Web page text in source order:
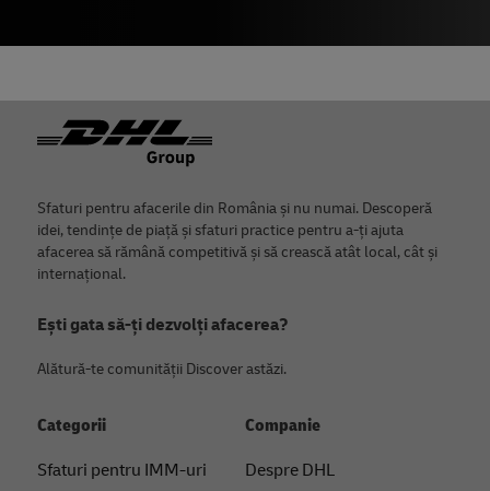
Footer
Sfaturi pentru afacerile din România și nu numai. Descoperă
idei, tendințe de piață și sfaturi practice pentru a-ți ajuta
afacerea să rămână competitivă și să crească atât local, cât și
internațional.
Ești gata să-ți dezvolți afacerea?
Alătură-te comunității Discover astăzi.
Categorii
Sfaturi pentru IMM-uri
Companie
Despre DHL